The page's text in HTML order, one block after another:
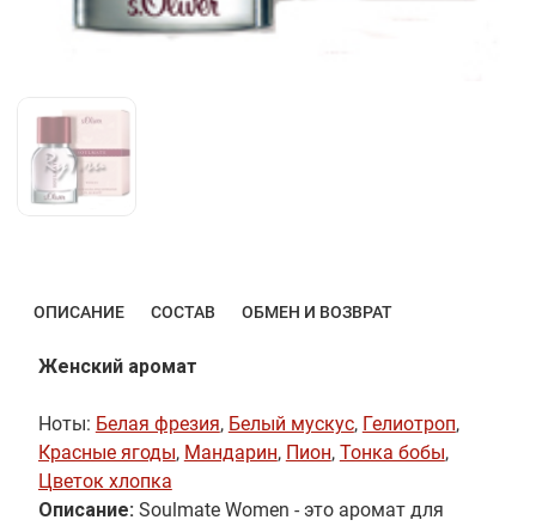
ОПИСАНИЕ СОСТАВ ОБМЕН И ВОЗВРАТ
Женский аромат
Ноты: Белая фрезия, Белый мускус, Гелиотроп,
Красные ягоды, Мандарин, Пион, Тонка бобы,
Цветок хлопка
Описание:Soulmate Women - это аромат для